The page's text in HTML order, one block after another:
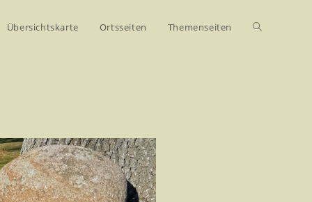
Übersichtskarte Ortsseiten Themenseiten